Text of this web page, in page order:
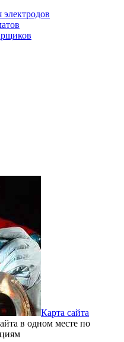
Карта сайта
в одном месте по